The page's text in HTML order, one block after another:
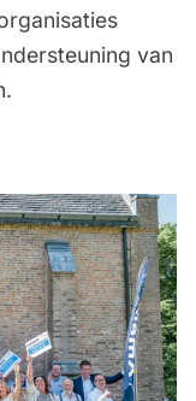
van